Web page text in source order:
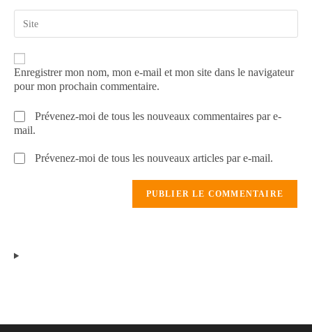
Enregistrer mon nom, mon e-mail et mon site dans le navigateur
pour mon prochain commentaire.
Prévenez-moi de tous les nouveaux commentaires par e-
mail.
Prévenez-moi de tous les nouveaux articles par e-mail.